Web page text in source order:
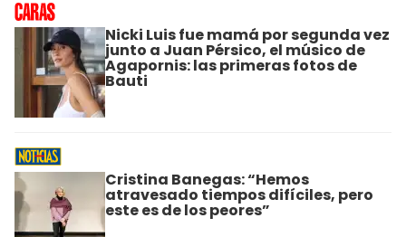
Nicki Luis fue mamá por segunda vez
junto a Juan Pérsico, el músico de
Agapornis: las primeras fotos de
Bauti
Cristina Banegas: “Hemos
atravesado tiempos difíciles, pero
este es de los peores”